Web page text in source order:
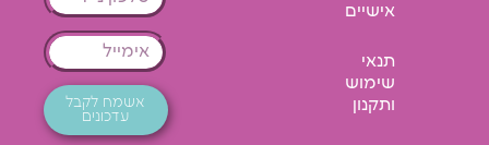
אישיים
תנאי
שימוש
ותקנון
אשמח לקבל
עדכונים